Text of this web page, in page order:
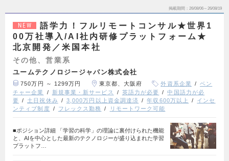
掲載期間 26/08/06～26/08/19
NEW
語学力！フルリモートコンサル★世界1
00万社導入/AI社内研修プラットフォーム★
北京開発／米国本社
その他、営業系
ユームテクノロジージャパン株式会社
750万円 ～ 1299万円 東京都、大阪府 外資系企業
ベン
チャー企業
新規事業・新サービス 英語力が必要
中国語力が必
要
土日祝休み 3,000万円以上資金調達済 年収600万以上
インセ
ンティブ制度
フレックス勤務 リモートワーク可能
■ポジション詳細 「学習の科学」の理論に裏付けられた機能
と、AIを中心とした最新のテクノロジーが盛り込まれた学習
プラットフ…